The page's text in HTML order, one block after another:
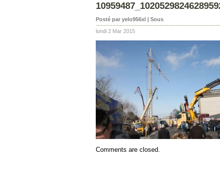
Posté par yelo956xl | Sous
lundi 2 Mar 2015
Comments are closed.